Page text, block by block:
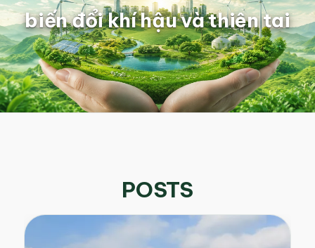
biến đổi khí hậu và thiên tai
POSTS